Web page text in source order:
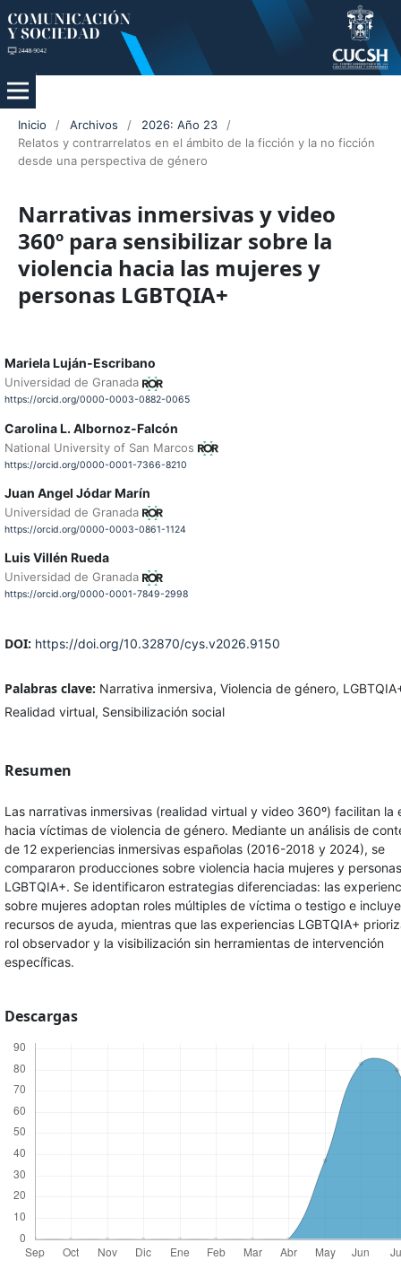
Inicio / Archivos / 2026: Año 23
/
Relatos y contrarrelatos en el ámbito de la ficción y la no ficción
desde una perspectiva de género
Narrativas inmersivas y video
360º para sensibilizar sobre la
violencia hacia las mujeres y
personas LGBTQIA+
Mariela Luján-Escribano
Universidad de Granada
https://orcid.org/0000-0003-0882-0065
Carolina L. Albornoz-Falcón
National University of San Marcos
https://orcid.org/0000-0001-7366-8210
Juan Angel Jódar Marín
Universidad de Granada
https://orcid.org/0000-0003-0861-1124
Luis Villén Rueda
Universidad de Granada
https://orcid.org/0000-0001-7849-2998
DOI: https://doi.org/10.32870/cys.v2026.9150
Palabras clave: Narrativa inmersiva, Violencia de género,
Realidad virtual, Sensibilización social
Resumen
Las narrativas inmersivas (realidad virtual y video 360º) facilitan la
hacia víctimas de violencia de género. Mediante un análisis de
de 12 experiencias inmersivas españolas (2016-2018 y 2024), se
compararon producciones sobre violencia hacia mujeres y personas
LGBTQIA+. Se identificaron estrategias diferenciadas: las
sobre mujeres adoptan roles múltiples de víctima o testigo e
recursos de ayuda, mientras que las experiencias LGBTQIA+
rol observador y la visibilización sin herramientas de intervención
específicas.
Descargas